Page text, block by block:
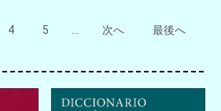
4 5 次へ 最後へ